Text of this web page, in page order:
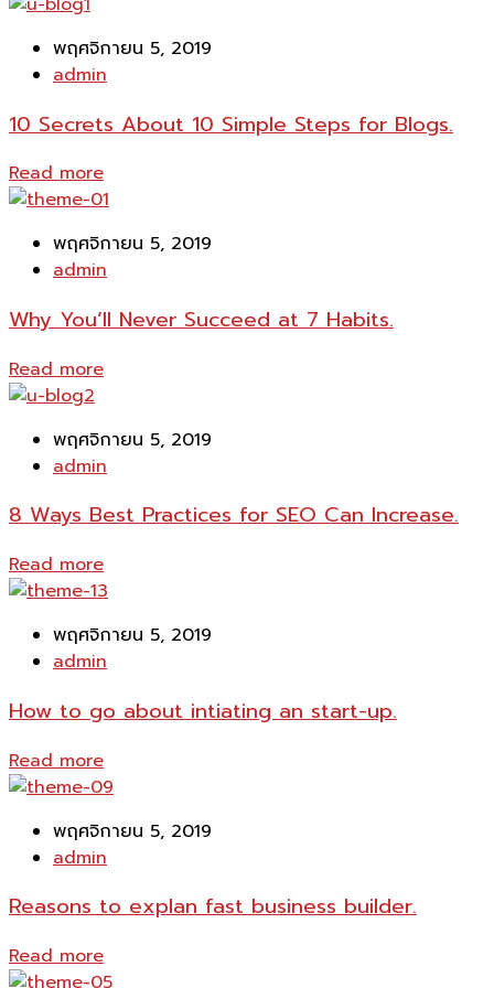
พฤศจิกายน 5, 2019
admin
10 Secrets About 10 Simple Steps for Blogs.
Read more
พฤศจิกายน 5, 2019
admin
Why You’ll Never Succeed at 7 Habits.
Read more
พฤศจิกายน 5, 2019
admin
8 Ways Best Practices for SEO Can Increase.
Read more
พฤศจิกายน 5, 2019
admin
How to go about intiating an start-up.
Read more
พฤศจิกายน 5, 2019
admin
Reasons to explan fast business builder.
Read more